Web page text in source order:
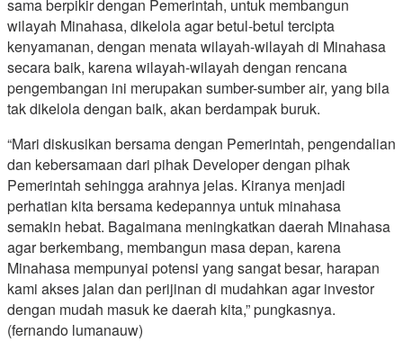
sama berpikir dengan Pemerintah, untuk membangun
wilayah Minahasa, dikelola agar betul-betul tercipta
kenyamanan, dengan menata wilayah-wilayah di Minahasa
secara baik, karena wilayah-wilayah dengan rencana
pengembangan ini merupakan sumber-sumber air, yang bila
tak dikelola dengan baik, akan berdampak buruk.
“Mari diskusikan bersama dengan Pemerintah, pengendalian
dan kebersamaan dari pihak Developer dengan pihak
Pemerintah sehingga arahnya jelas. Kiranya menjadi
perhatian kita bersama kedepannya untuk minahasa
semakin hebat. Bagaimana meningkatkan daerah Minahasa
agar berkembang, membangun masa depan, karena
Minahasa mempunyai potensi yang sangat besar, harapan
kami akses jalan dan perijinan di mudahkan agar investor
dengan mudah masuk ke daerah kita,” pungkasnya.
(fernando lumanauw)